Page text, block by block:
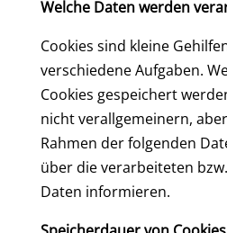
Welche Daten werden
Cookies sind kleine
verschiedene Aufgaben.
Cookies gespeichert
nicht verallgemeinern,
Rahmen der folgenden
über die verarbeiteten
Daten informieren.